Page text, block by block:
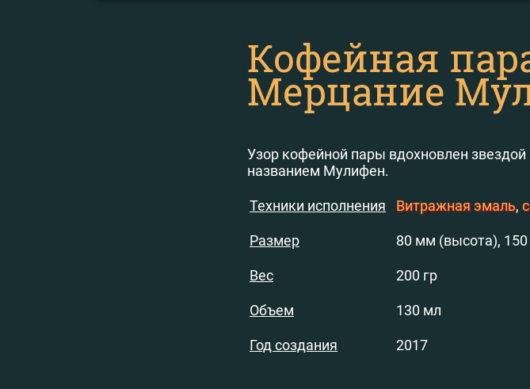
Кофейная
Мерцание
Узор кофейной пары вдохновлен
названием Мулифен.
Техники исполнения Витражная эмаль,
Размер 80 мм (высота),
Вес 200 гр
Объем 130 мл
Год создания 2017